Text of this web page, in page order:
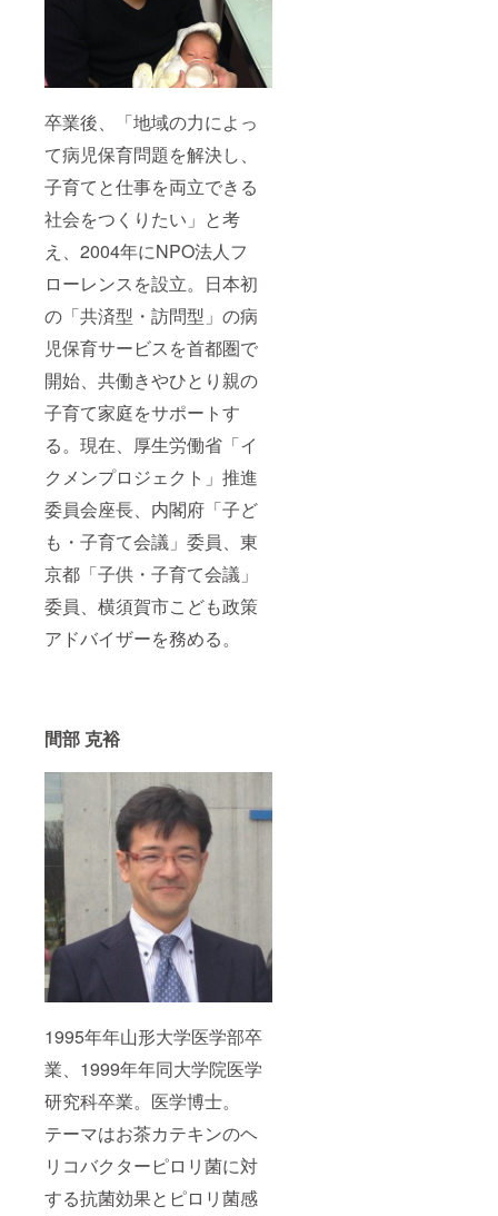
卒業後、「地域の力によっ
て病児保育問題を解決し、
子育てと仕事を両立できる
社会をつくりたい」と考
え、2004年にNPO法人フ
ローレンスを設立。日本初
の「共済型・訪問型」の病
児保育サービスを首都圏で
開始、共働きやひとり親の
子育て家庭をサポートす
る。現在、厚生労働省「イ
クメンプロジェクト」推進
委員会座長、内閣府「子ど
も・子育て会議」委員、東
京都「子供・子育て会議」
委員、横須賀市こども政策
アドバイザーを務める。
間部 克裕
1995年年山形大学医学部卒
業、1999年年同大学院医学
研究科卒業。医学博士。
テーマはお茶カテキンのヘ
リコバクターピロリ菌に対
する抗菌効果とピロリ菌感